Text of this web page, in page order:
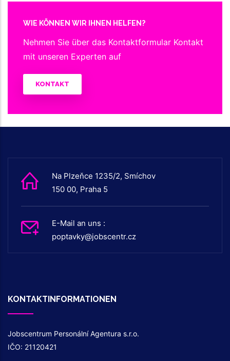
WIE KÖNNEN WIR IHNEN HELFEN?
Nehmen Sie über das Kontaktformular Kontakt
mit unseren Experten auf
KONTAKT
Na Plzeňce 1235/2, Smíchov
150 00, Praha 5
E-Mail an uns :
poptavky@jobscentr.cz
KONTAKTINFORMATIONEN
Jobscentrum Personální Agentura s.r.o.
IČO: 21120421